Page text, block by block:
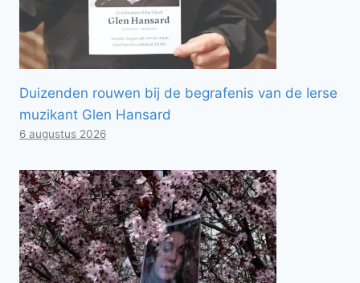
Duizenden rouwen bij de begrafenis van de Ierse
muzikant Glen Hansard
6 augustus 2026